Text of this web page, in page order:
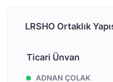
LRSHO Ortaklık
Ticari Ünvan
ADNAN ÇOLAK